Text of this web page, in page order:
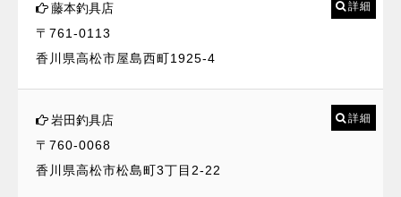
藤本釣具店
〒761-0113
香川県高松市屋島西町1925-4
詳細
岩田釣具店
〒760-0068
香川県高松市松島町3丁目2-22
詳細